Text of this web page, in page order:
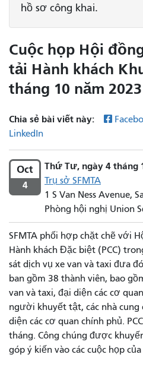
hồ sơ công khai.
Cuộc họp Hội
tải Hành khách
tháng 10 năm 2023
Chia sẻ bài viết này:
LinkedIn
Oct
4
Thứ Tư, ngày 4 tháng
Trụ sở SFMTA
1 S Van Ness Avenue,
Phòng hội nghị Union
SFMTA phối hợp chặt chẽ với
Hành khách Đặc biệt (PCC)
sát dịch vụ xe van và taxi đưa
ban gồm 38 thành viên, bao
van và taxi, đại diện các cơ
người khuyết tật, các nhà cung
diện các cơ quan chính phủ.
tháng. Công chúng được
góp ý kiến ​​vào các cuộc họp của